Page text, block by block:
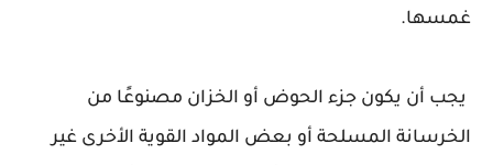
غمسها.
يجب أن يكون جزء الحوض أو الخزان مصنوعًا من
الخرسانة المسلحة أو بعض المواد القوية الأخرى غير